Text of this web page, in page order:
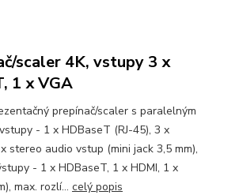
scaler 4K, vstupy 3 x
1 x VGA
prepínač/scaler s paralelným
- 1 x HDBaseT (RJ-45), 3 x
stereo audio vstup (mini jack 3,5 mm),
- 1 x HDBaseT, 1 x HDMI, 1 x
max. rozlí... celý popis